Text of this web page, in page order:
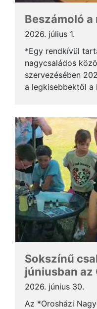
Beszámoló
2026. július 1.
*Egy rendkívül
nagycsaládos
szervezésében
a legkisebbektől
Sokszínű
júniusban az
2026. június 30.
Az *Orosházi